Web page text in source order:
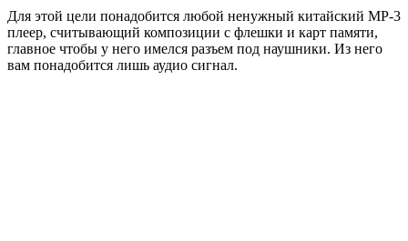
Для этой цели понадобится любой ненужный китайский MP-3
плеер, считывающий композиции с флешки и карт памяти,
главное чтобы у него имелся разъем под наушники. Из него
вам понадобится лишь аудио сигнал.